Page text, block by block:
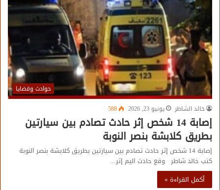
حوادث وقضايا
خالد الشاطر
يونيو 23, 2026 588
إصابة 14 شخص إثر حادث تصادم بين سيارتين
بطريق كلابشة بنصر النوبة
إصابة 14 شخص إثر حادث تصادم بين سيارتين بطريق كلابشة بنصر النوبة
كتب خالد شاطر وقع حادث اليم إثر…
أكمل القراءة »